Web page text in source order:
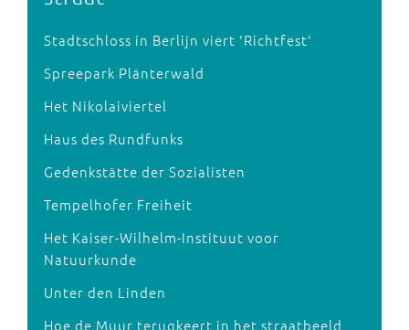
Stadtschloss in Berlijn viert 'Richtfest'
Spreepark Plänterwald
Het Nikolaiviertel
Haus des Rundfunks
Gedenkstätte der Sozialisten
Tempelhofer Freiheit
Het Kaiser-Wilhelm-Instituut voor
Natuurkunde
Unter den Linden
Hoe de Muur terugkeert in het straatbeeld